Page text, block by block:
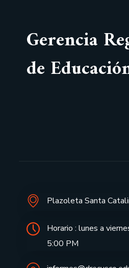
Gerencia
de
Plazoleta Santa
Horario : lunes a
5:00 PM